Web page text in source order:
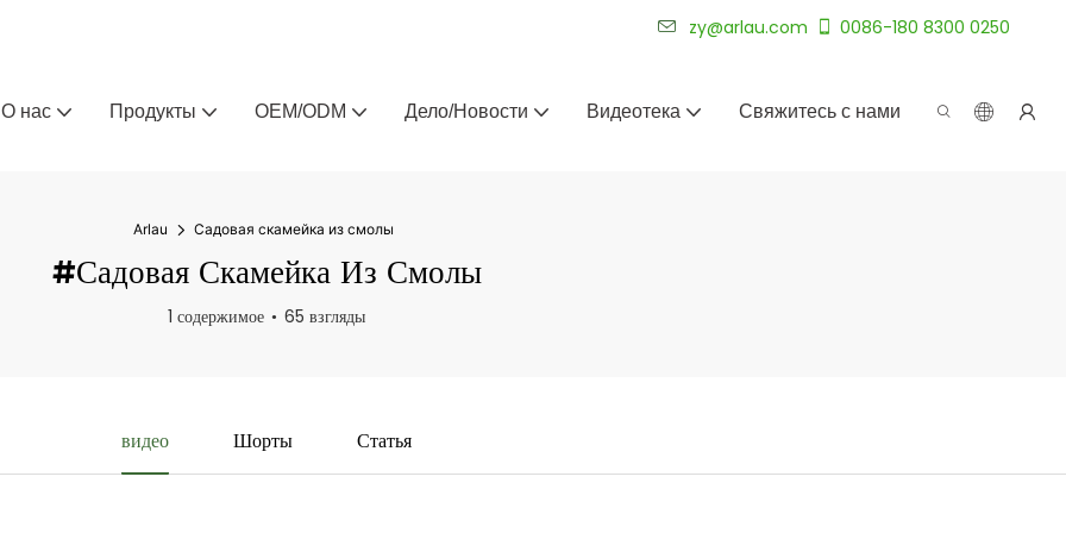
zy@arlau.com 0086-180 8300 0250
О нас Продукты OEM/ODM Дело/Новости Видеотека Свяжитесь с нами
Arlau Садовая скамейка из смолы
#Садовая Скамейка Из Смолы
1 содержимое 65 взгляды
видео Шорты Статья